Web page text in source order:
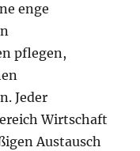
enge
pflegen,
Jeder
Wirtschaft
Austausch